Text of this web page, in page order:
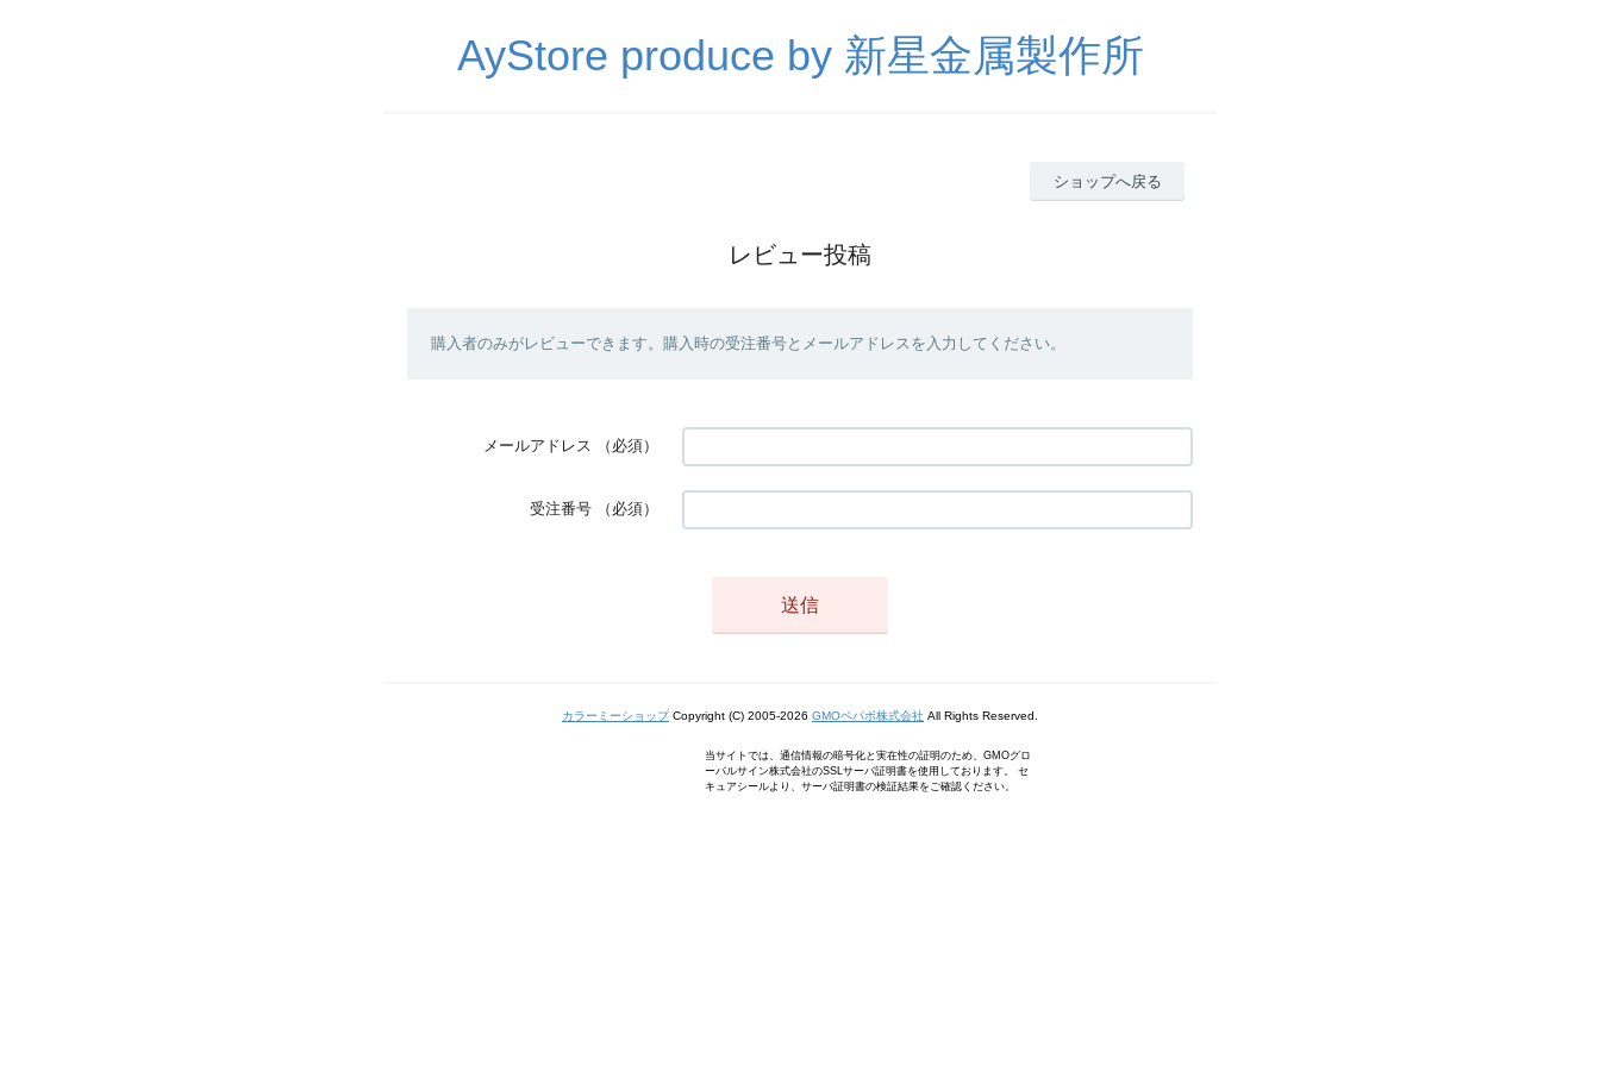
AyStore produce by 新星金属製作所
ショップへ戻る
レビュー投稿
購入者のみがレビューできます。購入時の受注番号とメールアドレスを入力してください。
メールアドレス （必須）
受注番号 （必須）
カラーミーショップCopyright (C) 2005-2026 GMOペパボ株式会社 All Rights Reserved.
当サイトでは、通信情報の暗号化と実在性の証明のため、GMOグロ
ーバルサイン株式会社のSSLサーバ証明書を使用しております。 セ
キュアシールより、サーバ証明書の検証結果をご確認ください。